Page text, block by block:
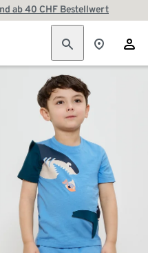
ab 40 CHF Bestellwert